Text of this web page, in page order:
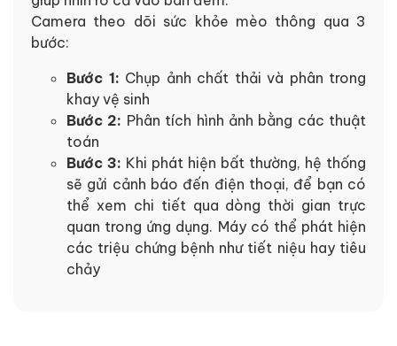
Camera theo dõi sức khỏe mèo thông qua 3
bước:
Bước 1: Chụp ảnh chất thải và phân trong
khay vệ sinh
Bước 2: Phân tích hình ảnh bằng các thuật
toán
Bước 3: Khi phát hiện bất thường, hệ thống
sẽ gửi cảnh báo đến điện thoại, để bạn có
thể xem chi tiết qua dòng thời gian trực
quan trong ứng dụng. Máy có thể phát hiện
các triệu chứng bệnh như tiết niệu hay tiêu
chảy